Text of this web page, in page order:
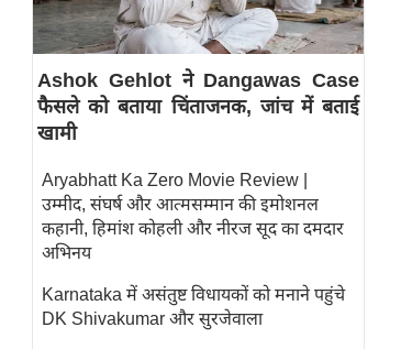
समसामयिक
मातृभूमि
स्तंभ
एम.
आई.
चाय पर
समीक्षा
ज्योतिष
Ashok Gehlot ने Dangawas Case
फैसले को बताया चिंताजनक, जांच में बताई
खामी
Aryabhatt Ka Zero Movie Review |
उम्मीद, संघर्ष और आत्मसम्मान की इमोशनल
कहानी, हिमांश कोहली और नीरज सूद का दमदार
अभिनय
Karnataka में असंतुष्ट विधायकों को मनाने पहुंचे
DK Shivakumar और सुरजेवाला